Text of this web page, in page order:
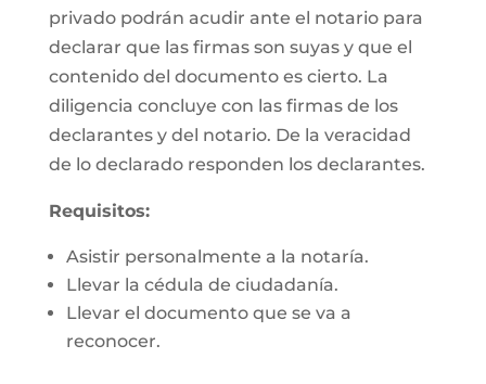
privado podrán acudir ante el notario para
declarar que las firmas son suyas y que el
contenido del documento es cierto. La
diligencia concluye con las firmas de los
declarantes y del notario. De la veracidad
de lo declarado responden los declarantes.
Requisitos:
Asistir personalmente a la notaría.
Llevar la cédula de ciudadanía.
Llevar el documento que se va a
reconocer.